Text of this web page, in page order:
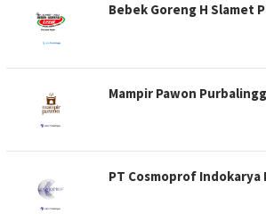
Bebek Goreng H Slamet
Mampir Pawon
PT Cosmoprof Indokarya